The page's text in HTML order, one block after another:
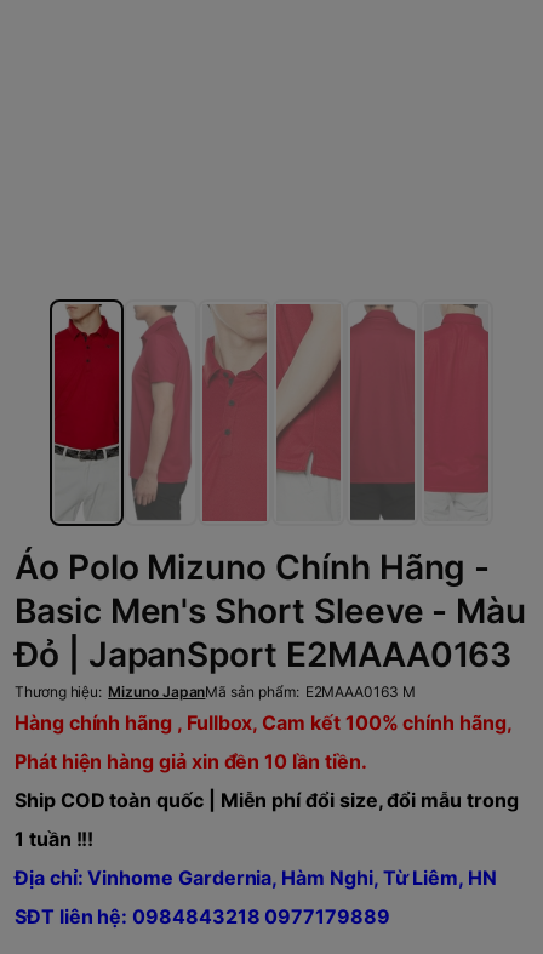
Áo Polo Mizuno Chính Hãng -
Basic Men's Short Sleeve - Màu
Đỏ | JapanSport E2MAAA0163
Thương hiệu: Mizuno JapanMã sản phẩm: E2MAAA0163 M
Hàng chính hãng , Fullbox, Cam kết 100% chính hãng,
Phát hiện hàng giả xin đền 10 lần tiền.
Ship COD toàn quốc | Miễn phí đổi size, đổi mẫu trong
1 tuần !!!
Địa chỉ: Vinhome Gardernia, Hàm Nghi, Từ Liêm, HN
SĐT liên hệ: 0984843218 0977179889